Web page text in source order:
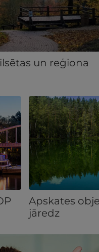
un reģiona
Apskates
jāredz